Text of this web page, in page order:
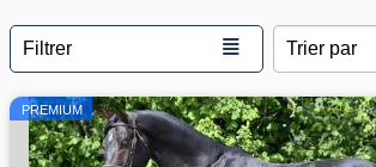
Filtrer ≣
PREMIUM